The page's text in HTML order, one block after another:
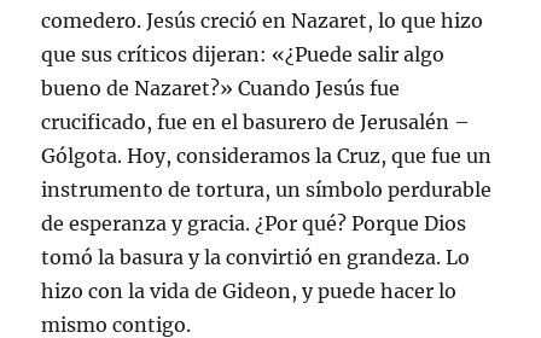
comedero. Jesús creció en Nazaret, lo que hizo
que sus críticos dijeran: «¿Puede salir algo
bueno de Nazaret?» Cuando Jesús fue
crucificado, fue en el basurero de Jerusalén –
Gólgota. Hoy, consideramos la Cruz, que fue un
instrumento de tortura, un símbolo perdurable
de esperanza y gracia. ¿Por qué? Porque Dios
tomó la basura y la convirtió en grandeza. Lo
hizo con la vida de Gideon, y puede hacer lo
mismo contigo.